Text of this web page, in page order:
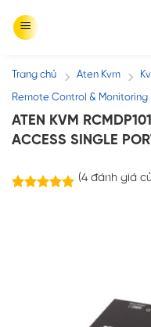
Trang chủ / Aten Kvm /
Remote Control & Monitoring
ATEN KVM
ACCESS SINGLE
(4đánh giá